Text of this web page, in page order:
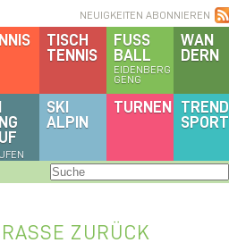
NEUIGKEITEN ABONNIEREN
WAN
DERN
FUSS
BALL
EIDENBERG
GENG
TISCH
TENNIS
TREND
SPORT
TURNEN
SKI
ALPIN
ZURÜCK